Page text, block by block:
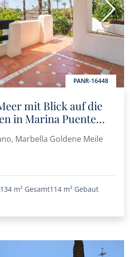
PANR-16448
mit Blick auf die
in Marina Puente
Marbella Goldene Meile
134 m² Gesamt114 m² Gebaut